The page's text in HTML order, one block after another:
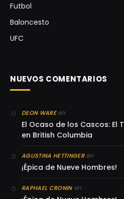
Futbol
Baloncesto
UFC
NUEVOS COMENTARIOS
DEON WAREen
El Ocaso de los Cascos: El
en British Columbia
AGUSTINA HETTINGERen
¡Épica de Nueve Hombres!
RAPHAEL CRONINen